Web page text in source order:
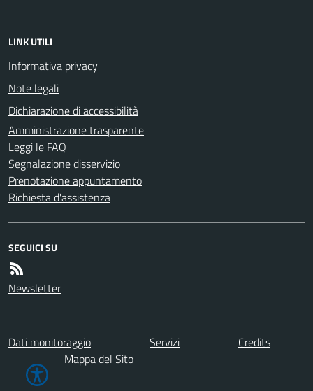
LINK UTILI
Informativa privacy
Note legali
Dichiarazione di accessibilità
Amministrazione trasparente
Leggi le FAQ
Segnalazione disservizio
Prenotazione appuntamento
Richiesta d'assistenza
SEGUICI SU
Newsletter
Dati monitoraggio Servizi
Credits
Mappa del Sito